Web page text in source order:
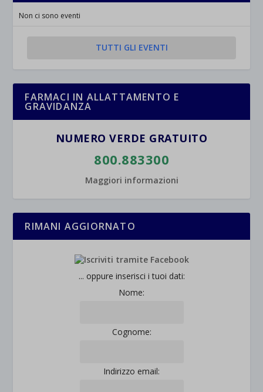
Non ci sono eventi
TUTTI GLI EVENTI
FARMACI IN ALLATTAMENTO E
GRAVIDANZA
NUMERO VERDE GRATUITO
800.883300
Maggiori informazioni
RIMANI AGGIORNATO
... oppure inserisci i tuoi dati:
Nome:
Cognome:
Indirizzo email: